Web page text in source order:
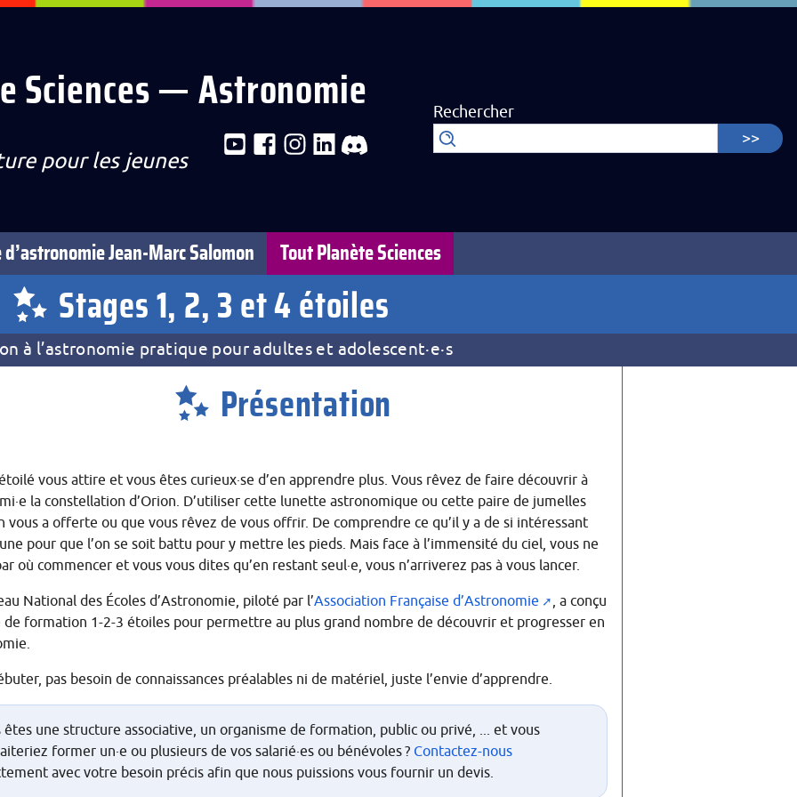
Sciences — Astronomie
pour les jeunes
Rechercher
d’astronomie Jean-Marc Salomon Tout Planète Sciences
Stages 1, 2, 3 et 4 étoiles
à l’astronomie pratique pour adultes et adolescent·e·s
Présentation
vous attire et vous êtes curieux·se d’en apprendre plus. Vous rêvez de faire découvrir à
·e la constellation d’Orion. D’utiliser cette lunette astronomique ou cette paire de jumelles
vous a offerte ou que vous rêvez de vous offrir. De comprendre ce qu’il y a de si intéressant
pour que l’on se soit battu pour y mettre les pieds. Mais face à l’immensité du ciel, vous ne
où commencer et vous vous dites qu’en restant seul·e, vous n’arriverez pas à vous lancer.
National des Écoles d’Astronomie, piloté par l’Association Française d’Astronomie
, a conçu
de formation 1-2-3 étoiles pour permettre au plus grand nombre de découvrir et progresser en
pas besoin de connaissances préalables ni de matériel, juste l’envie d’apprendre.
êtes une structure associative, un organisme de formation, public ou privé, ... et vous
former un·e ou plusieurs de vos salarié·es ou bénévoles? Contactez-nous
avec votre besoin précis afin que nous puissions vous fournir un devis.